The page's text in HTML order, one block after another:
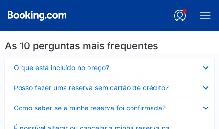
As 10 perguntas mais frequentes
O que está incluído no preço?
Posso fazer uma reserva sem cartão de crédito?
Como saber se a minha reserva foi confirmada?
Contraído